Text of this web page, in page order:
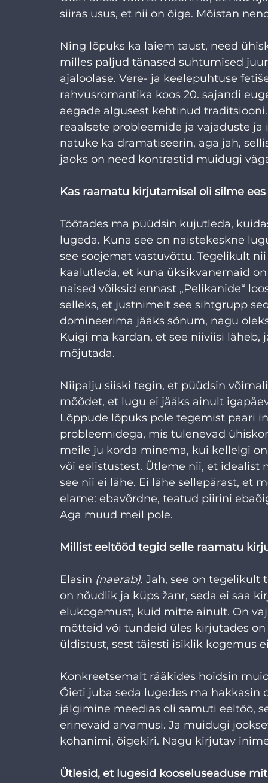
siiras usus, et nii on õige. Mõistan
Ning lõpuks ka laiem taust, need
milles paljud tänased suhtumised
ajaloolase. Vere- ja keelepuhtuse
rahvusromantika koos 20. sajandi
aegade algusest kehtinud
reaalsete probleemide ja vajaduste
natuke ka dramatiseerin, aga jah,
jaoks on need kontrastid muidugi
Kas raamatu kirjutamisel oli silme
Töötades ma püüdsin kujutleda,
lugeda. Kuna see on naistekeskne
see soojemat vastuvõttu. Tegelikult
kaalutleda, et kuna üksikvanemaid
naised võiksid ennast „Pelikanide“
selleks, et justnimelt see sihtgrupp
domineerima jääks sõnum, nagu
Kuigi ma kardan, et see niiviisi
mõjutada.
Niipalju siiski tegin, et püüdsin
mõõdet, et lugu ei jääks ainult
Lõppude lõpuks pole tegemist paari
probleemidega, mis tulenevad
meile ju korda minema, kui kellelgi
või eelistustest. Ütleme nii, et idealist
see nii ei lähe. Ei lähe sellepärast, et
elame: ebavõrdne, teatud piirini
Aga muud meil pole.
Millist eeltööd tegid selle raamatu
Elasin (naerab). Jah, see on tegelikult
on nõudlik ja küps žanr, seda ei saa
elukogemust, kuid mitte ainult. On
mõtteid või tundeid üles kirjutades
üldistust, sest täiesti isiklik kogemus
Konkreetsemalt rääkides hoidsin
Õieti juba seda lugedes ma hakkasin
jälgimine meedias oli samuti eeltöö,
erinevaid arvamusi. Ja muidugi
kohanimi, õigekiri. Nagu kirjutav
Ütlesid, et lugesid kooseluseaduse